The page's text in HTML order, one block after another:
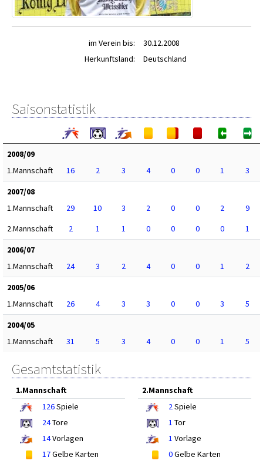
im Verein bis:
30.12.2008
Herkunftsland:
Deutschland
Saisonstatistik
2008/09
1.Mannschaft
16 2 3 4 0 0 1
3
2007/08
1.Mannschaft
29 10 3 2 0 0 2
9
2.Mannschaft
2 1 1 0 0 0 0
1
2006/07
1.Mannschaft
24 3 2 4 0 0 1
2
2005/06
1.Mannschaft
26 4 3 3 0 0 3
5
2004/05
1.Mannschaft
31 5 3 4 0 0 1 5
Gesamtstatistik
1.Mannschaft
126Spiele
24Tore
14Vorlagen
17Gelbe Karten
2.Mannschaft
2Spiele
1 Tor
1 Vorlage
0Gelbe Karten